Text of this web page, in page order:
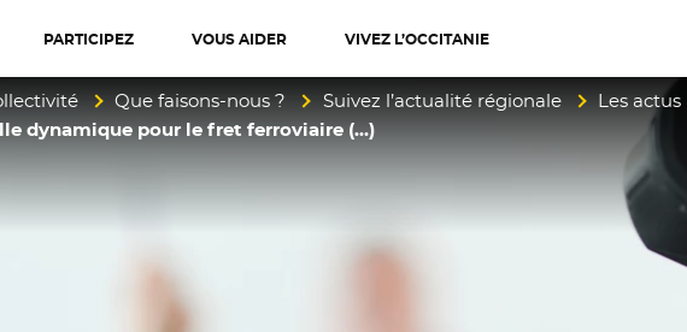
PARTICIPEZ VOUS AIDER VIVEZ L’OCCITANIE
Que faisons-nous ? Suivez l’actualité régionale
Les actus
dynamique pour le fret ferroviaire (…)